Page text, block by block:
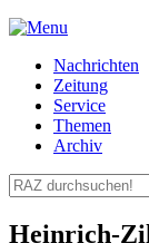
Nachrichten
Zeitung
Service
Themen
Archiv
Heinrich-